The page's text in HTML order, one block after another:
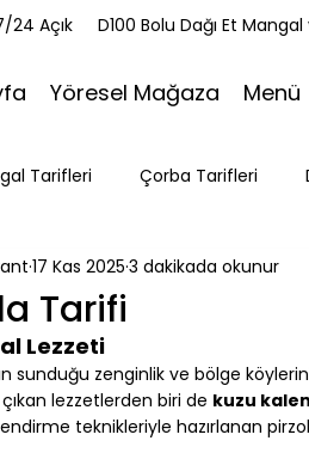
24 Açık D100 Bolu Dağı Et
Yöresel Mağaza Menü
Tarifleri Çorba Tarifleri
Tarifleri Tatlı Tarifleri
Yürüyüş Bakacak Mevkii
Tarifi
17 Kas 2025 3 dakikada okunur
Lezzeti
sunduğu zenginlik ve bölge
lezzetlerden biri de kuzu
teknikleriyle hazırlanan